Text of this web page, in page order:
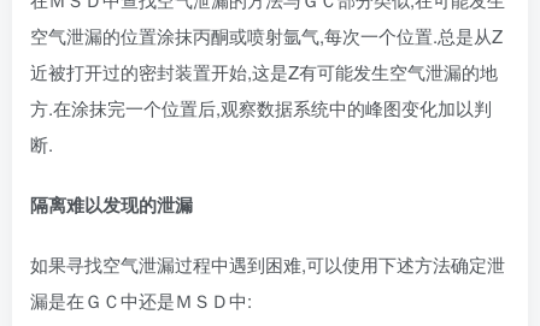
空气泄漏的位置涂抹丙酮或喷射氩气,每次一个位置.总是从Z
近被打开过的密封装置开始,这是Z有可能发生空气泄漏的地
方.在涂抹完一个位置后,观察数据系统中的峰图变化加以判
断.
隔离难以发现的泄漏
如果寻找空气泄漏过程中遇到困难,可以使用下述方法确定泄
漏是在ＧＣ中还是ＭＳＤ中: